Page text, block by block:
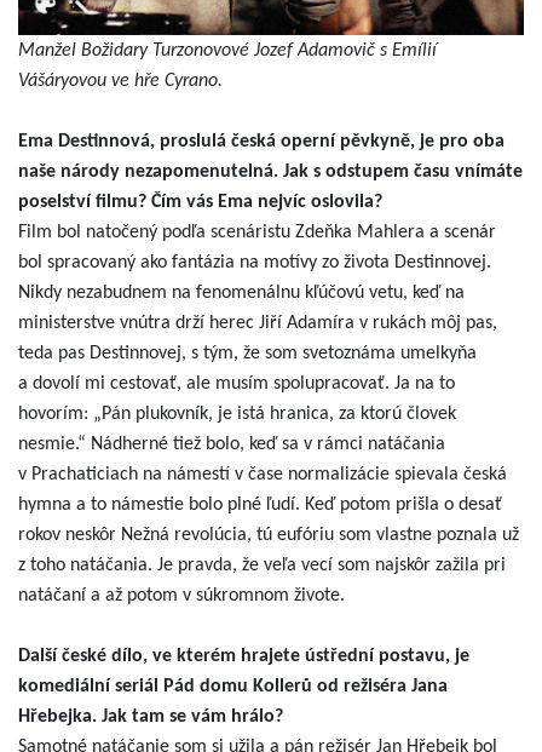
Manžel Božidary Turzonovové Jozef Adamovič s Emílií
Vášáryovou ve hře Cyrano.
Ema Destinnová, proslulá česká operní pěvkyně, je pro oba
naše národy nezapomenutelná. Jak s odstupem času vnímáte
poselství filmu? Čím vás Ema nejvíc oslovila?
Film bol natočený podľa scenáristu Zdeňka Mahlera a scenár
bol spracovaný ako fantázia na motívy zo života Destinnovej.
Nikdy nezabudnem na fenomenálnu kľúčovú vetu, keď na
ministerstve vnútra drží herec Jiří Adamíra v rukách môj pas,
teda pas Destinnovej, s tým, že som svetoznáma umelkyňa
a dovolí mi cestovať, ale musím spolupracovať. Ja na to
hovorím: „Pán plukovník, je istá hranica, za ktorú človek
nesmie.“ Nádherné tiež bolo, keď sa v rámci natáčania
v Prachaticiach na námestí v čase normalizácie spievala česká
hymna a to námestie bolo plné ľudí. Keď potom prišla o desať
rokov neskôr Nežná revolúcia, tú eufóriu som vlastne poznala už
z toho natáčania. Je pravda, že veľa vecí som najskôr zažila pri
natáčaní a až potom v súkromnom živote.
Další české dílo, ve kterém hrajete ústřední postavu, je
komediální seriál Pád domu Kollerů od režiséra Jana
Hřebejka. Jak tam se vám hrálo?
Samotné natáčanie som si užila a pán režisér Jan Hřebejk bol